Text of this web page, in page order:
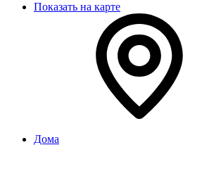
Показать на карте
Дома